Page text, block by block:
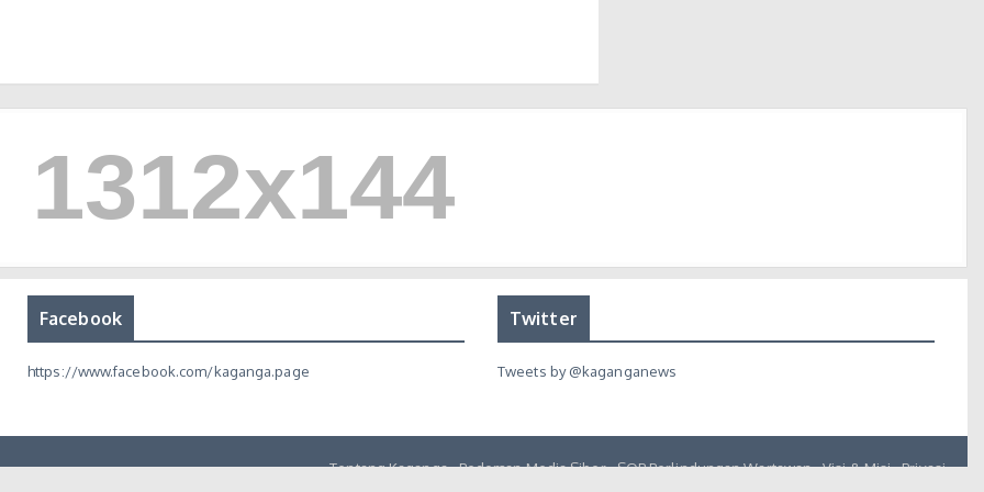
Facebook
https://www.facebook.com/kaganga.page
Twitter
Tweets by @kaganganews
Tentang Kaganga Pedoman Media Siber SOP Perlindungan Wartawan Visi & Misi
Privasi